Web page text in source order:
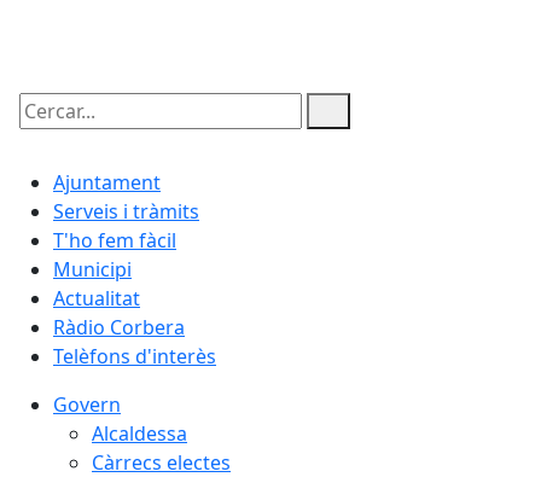
Cercar:
Ajuntament
Serveis i tràmits
T'ho fem fàcil
Municipi
Actualitat
Ràdio Corbera
Telèfons d'interès
Govern
Alcaldessa
Càrrecs electes